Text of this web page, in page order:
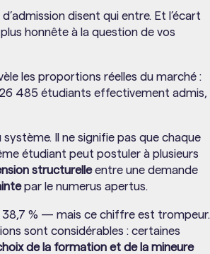
disent qui entre. Et l’écart
honnête à la question de vos
les proportions réelles du marché :
26 485 étudiants effectivement admis,
Il ne signifie pas que chaque
étudiant peut postuler à plusieurs
structurelleentre une demande
par le numerus apertus.
38,7 % — mais ce chiffre est trompeur.
sont considérables : certaines
de la formation et de la mineure